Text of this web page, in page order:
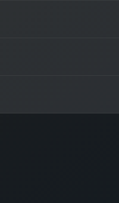
name
=
Alice